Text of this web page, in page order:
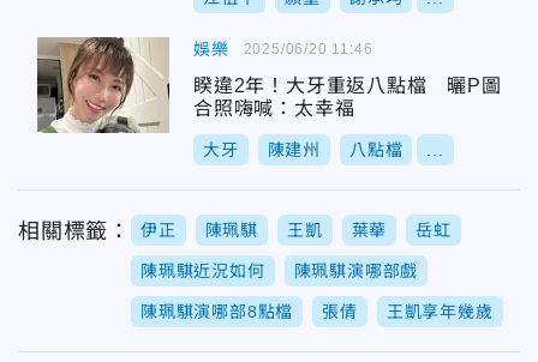
娛樂
睽違2年！大牙重返八點檔 曬P圖
合照嗨喊：太幸福
大牙 陳建州 八點檔
2025/06/20 11:46
相關標籤： 伊正 陳珮騏 王凱 葉華 岳虹
陳珮騏近況如何 陳珮騏演哪部戲
陳珮騏演哪部8點檔 張倩 王凱享年幾歲